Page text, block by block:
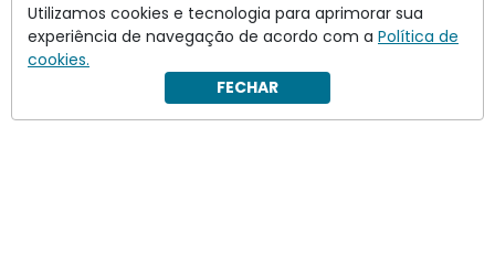
Utilizamos cookies e tecnologia para aprimorar sua
experiência de navegação de acordo com a Política de
cookies.
FECHAR